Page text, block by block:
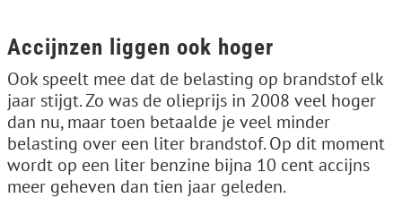
Accijnzen liggen ook hoger
Ook speelt mee dat de belasting op brandstof elk
jaar stijgt. Zo was de olieprijs in 2008 veel hoger
dan nu, maar toen betaalde je veel minder
belasting over een liter brandstof. Op dit moment
wordt op een liter benzine bijna 10 cent accijns
meer geheven dan tien jaar geleden.